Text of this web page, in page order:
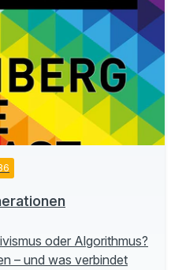
oder Algorithmus?
– und was verbindet